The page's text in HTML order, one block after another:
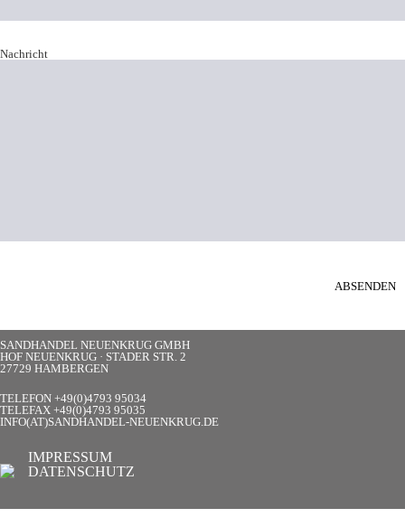
Nachricht
SANDHANDEL NEUENKRUG GMBH
HOF NEUENKRUG · STADER STR. 2
27729 HAMBERGEN
TELEFON +49(0)4793 95034
TELEFAX +49(0)4793 95035
INFO(AT)SANDHANDEL-NEUENKRUG.DE
IMPRESSUM
DATENSCHUTZ